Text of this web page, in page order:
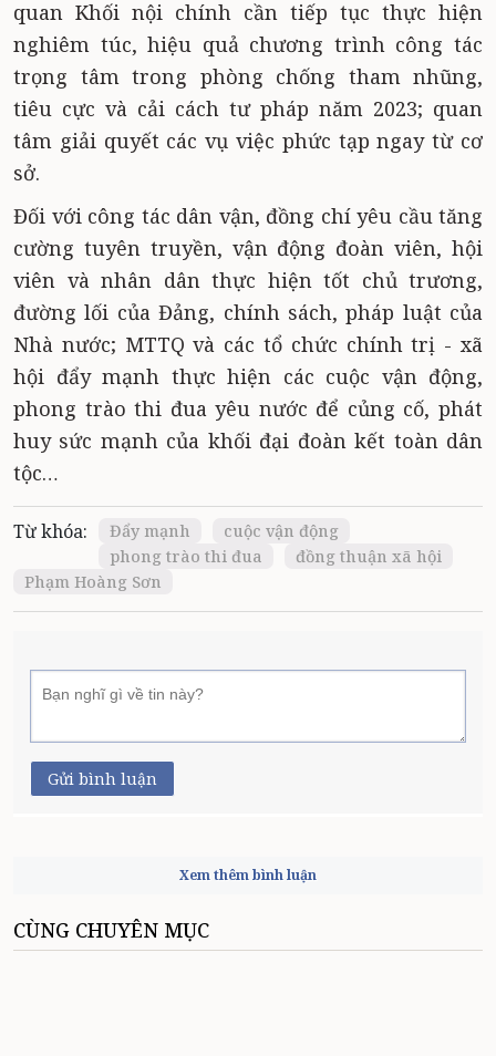
quan Khối nội chính cần tiếp tục thực hiện
nghiêm túc, hiệu quả chương trình công tác
trọng tâm trong phòng chống tham nhũng,
tiêu cực và cải cách tư pháp năm 2023; quan
tâm giải quyết các vụ việc phức tạp ngay từ cơ
sở.
Đối với công tác dân vận, đồng chí yêu cầu tăng
cường tuyên truyền, vận động đoàn viên, hội
viên và nhân dân thực hiện tốt chủ trương,
đường lối của Đảng, chính sách, pháp luật của
Nhà nước; MTTQ và các tổ chức chính trị - xã
hội đẩy mạnh thực hiện các cuộc vận động,
phong trào thi đua yêu nước để củng cố, phát
huy sức mạnh của khối đại đoàn kết toàn dân
tộc…
Từ khóa: Đẩy mạnh
cuộc vận động
phong trào thi đua
đồng thuận xã hội
Phạm Hoàng Sơn
Gửi bình luận
Xem thêm bình luận
CÙNG CHUYÊN MỤC